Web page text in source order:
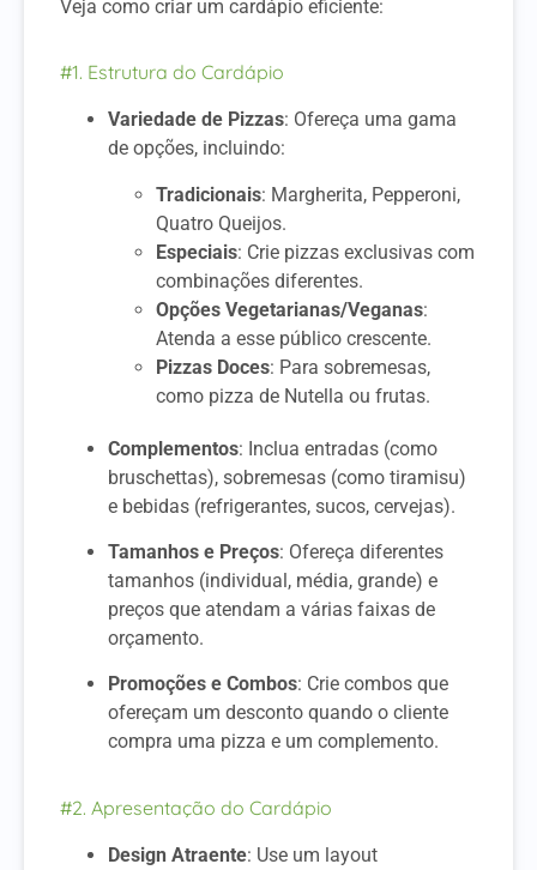
Veja como criar um cardápio eficiente:
#1. Estrutura do Cardápio
Variedade de Pizzas: Ofereça uma gama
de opções, incluindo:
Tradicionais: Margherita, Pepperoni,
Quatro Queijos.
Especiais: Crie pizzas exclusivas com
combinações diferentes.
Opções Vegetarianas/Veganas:
Atenda a esse público crescente.
Pizzas Doces: Para sobremesas,
como pizza de Nutella ou frutas.
Complementos: Inclua entradas (como
bruschettas), sobremesas (como tiramisu)
e bebidas (refrigerantes, sucos, cervejas).
Tamanhos e Preços: Ofereça diferentes
tamanhos (individual, média, grande) e
preços que atendam a várias faixas de
orçamento.
Promoções e Combos: Crie combos que
ofereçam um desconto quando o cliente
compra uma pizza e um complemento.
#2. Apresentação do Cardápio
Design Atraente: Use um layout